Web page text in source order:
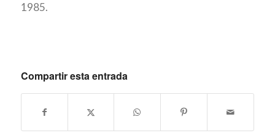
1985.
Compartir esta entrada